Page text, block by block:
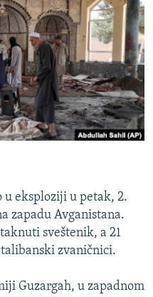
eksploziji u petak, 2.
zapadu Avganistana.
sveštenik, a 21
zvaničnici.
Guzargah, u zapadnom